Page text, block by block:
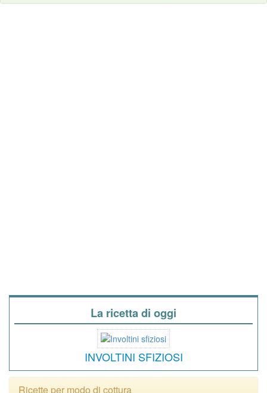
La ricetta di oggi
INVOLTINI SFIZIOSI
Ricette per modo di cottura